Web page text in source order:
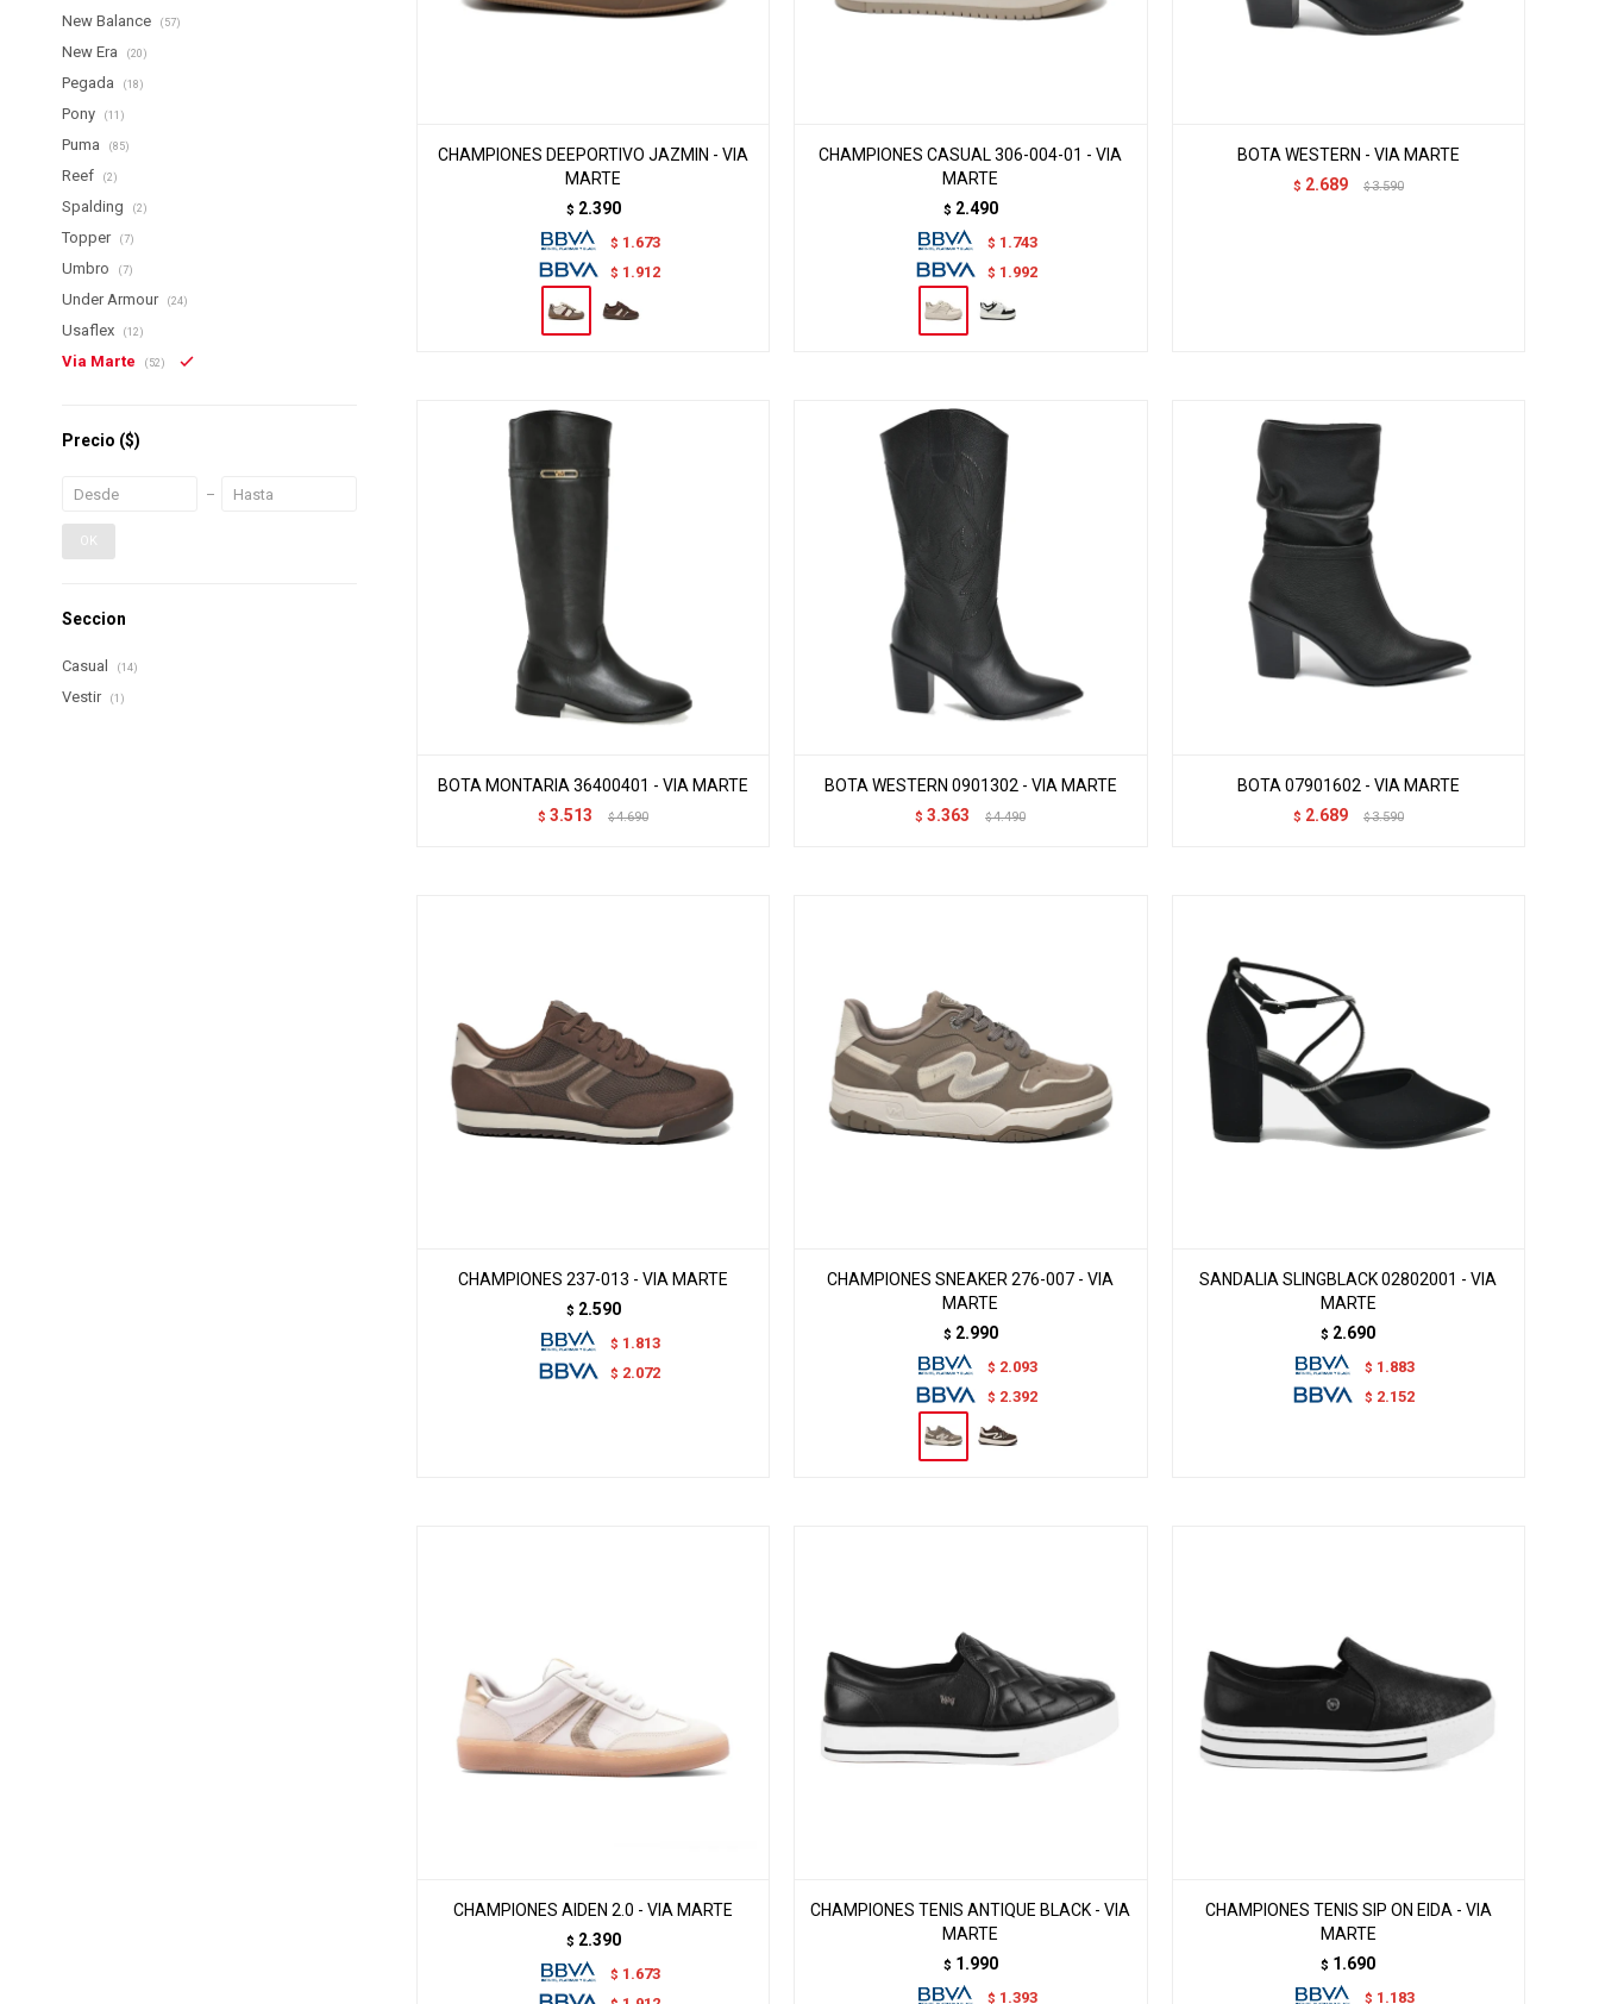
CHAMPIONES DEEPORTIVO JAZMIN - VIA
MARTE
$ 2.390
$ 1.673
$ 1.912
CHAMPIONES CASUAL 306-004-01 - VIA
MARTE
$ 2.490
$ 1.743
$ 1.992
BOTA WESTERN - VIA MARTE
$ 2.689 $ 3.590
BOTA MONTARIA 36400401 - VIA MARTE
$ 3.513 $ 4.690
BOTA WESTERN 0901302 - VIA MARTE
$ 3.363 $ 4.490
BOTA 07901602 - VIA MARTE
$ 2.689 $ 3.590
CHAMPIONES 237-013 - VIA MARTE
$ 2.590
$ 1.813
$ 2.072
CHAMPIONES SNEAKER 276-007 - VIA
MARTE
$ 2.990
$ 2.093
$ 2.392
SANDALIA SLINGBLACK 02802001 - VIA
MARTE
$ 2.690
$ 1.883
$ 2.152
CHAMPIONES AIDEN 2.0 - VIA MARTE
$ 2.390
$ 1.673
CHAMPIONES TENIS ANTIQUE BLACK - VIA
MARTE
$ 1.990
$ 1.393
CHAMPIONES TENIS SIP ON EIDA - VIA
MARTE
$ 1.690
$ 1.183
New Balance (57)
New Era (20)
Pegada (18)
Pony (11)
Puma (85)
Reef (2)
Spalding (2)
Topper (7)
Umbro (7)
Under Armour (24)
Usaflex (12)
Via Marte (52)
Precio ($)
OK
Seccion
Casual (14)
Vestir (1)